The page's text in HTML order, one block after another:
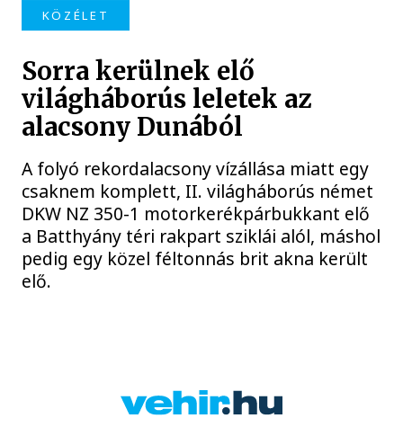
KÖZÉLET
Sorra kerülnek elő
világháborús leletek az
alacsony Dunából
A folyó rekordalacsony vízállása miatt egy
csaknem komplett, II. világháborús német
DKW NZ 350-1 motorkerékpárbukkant elő
a Batthyány téri rakpart sziklái alól, máshol
pedig egy közel féltonnás brit akna került
elő.